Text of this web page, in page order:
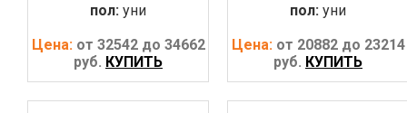
пол: уни
Цена: от 32542 до 34662
руб. КУПИТЬ
пол: уни
Цена: от 20882 до 23214
руб. КУПИТЬ